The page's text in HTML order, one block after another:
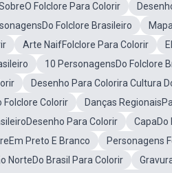
Folclore Para Colorir
Folclore Brasileiro
Arte NaifFolclore Para Colorir
10 PersonagensDo Folclore
Desenho Para Colorira Cultura
Folclore Colorir
Danças
Para Colorir
CapaDo
Preto E Branco
Personagens
NorteDo Brasil Para Colorir